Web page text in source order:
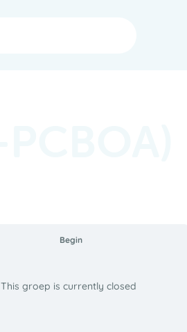
Begin
This groep is currently closed